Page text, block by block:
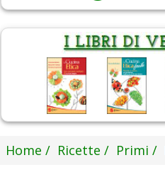
Home Ricette Primi